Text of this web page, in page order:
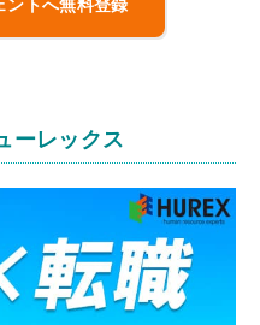
ントへ無料登録
ーレックス